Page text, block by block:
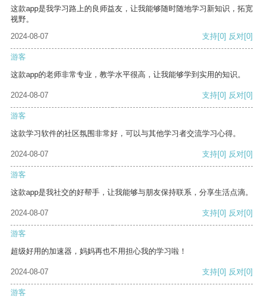
这款app是我学习路上的良师益友，让我能够随时随地学习新知识，拓宽
视野。
2024-08-07
支持[0] 反对[0]
游客
这款app的老师非常专业，教学水平很高，让我能够学到实用的知识。
2024-08-07 支持[0] 反对[0]
游客
这款学习软件的社区氛围非常好，可以与其他学习者交流学习心得。
2024-08-07 支持[0] 反对[0]
游客
这款app是我社交的好帮手，让我能够与朋友保持联系，分享生活点滴。
2024-08-07 支持[0] 反对[0]
游客
超级好用的加速器，妈妈再也不用担心我的学习啦！
2024-08-07 支持[0] 反对[0]
游客